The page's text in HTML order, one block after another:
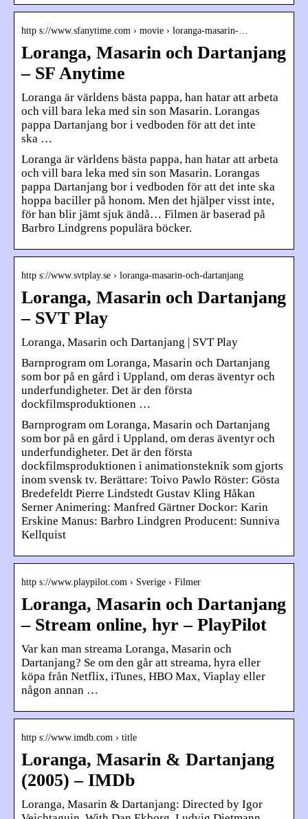
http s://www.sfanytime.com › movie › loranga-masarin-…
Loranga, Masarin och Dartanjang
– SF Anytime
Loranga är världens bästa pappa, han hatar att arbeta
och vill bara leka med sin son Masarin. Lorangas
pappa Dartanjang bor i vedboden för att det inte
ska …
Loranga är världens bästa pappa, han hatar att arbeta
och vill bara leka med sin son Masarin. Lorangas
pappa Dartanjang bor i vedboden för att det inte ska
hoppa baciller på honom. Men det hjälper visst inte,
för han blir jämt sjuk ändå… Filmen är baserad på
Barbro Lindgrens populära böcker.
http s://www.svtplay.se › loranga-masarin-och-dartanjang
Loranga, Masarin och Dartanjang
– SVT Play
Loranga, Masarin och Dartanjang | SVT Play
Barnprogram om Loranga, Masarin och Dartanjang
som bor på en gård i Uppland, om deras äventyr och
underfundigheter. Det är den första
dockfilmsproduktionen …
Barnprogram om Loranga, Masarin och Dartanjang
som bor på en gård i Uppland, om deras äventyr och
underfundigheter. Det är den första
dockfilmsproduktionen i animationsteknik som gjorts
inom svensk tv. Berättare: Toivo Pawlo Röster: Gösta
Bredefeldt Pierre Lindstedt Gustav Kling Håkan
Serner Animering: Manfred Gärtner Dockor: Karin
Erskine Manus: Barbro Lindgren Producent: Sunniva
Kellquist
http s://www.playpilot.com › Sverige › Filmer
Loranga, Masarin och Dartanjang
– Stream online, hyr – PlayPilot
Var kan man streama Loranga, Masarin och
Dartanjang? Se om den går att streama, hyra eller
köpa från Netflix, iTunes, HBO Max, Viaplay eller
någon annan …
http s://www.imdb.com › title
Loranga, Masarin & Dartanjang
(2005) – IMDb
Loranga, Masarin & Dartanjang: Directed by Igor